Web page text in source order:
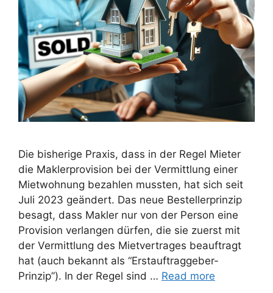
Die bisherige Praxis, dass in der Regel Mieter
die Maklerprovision bei der Vermittlung einer
Mietwohnung bezahlen mussten, hat sich seit
Juli 2023 geändert. Das neue Bestellerprinzip
besagt, dass Makler nur von der Person eine
Provision verlangen dürfen, die sie zuerst mit
der Vermittlung des Mietvertrages beauftragt
hat (auch bekannt als “Erstauftraggeber-
Prinzip”). In der Regel sind … Read more